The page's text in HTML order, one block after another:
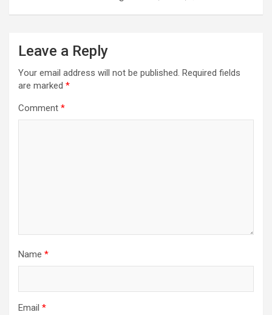
Leave a Reply
Your email address will not be published. Required fields
are marked *
Comment *
Name *
Email *